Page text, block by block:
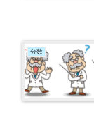
分数